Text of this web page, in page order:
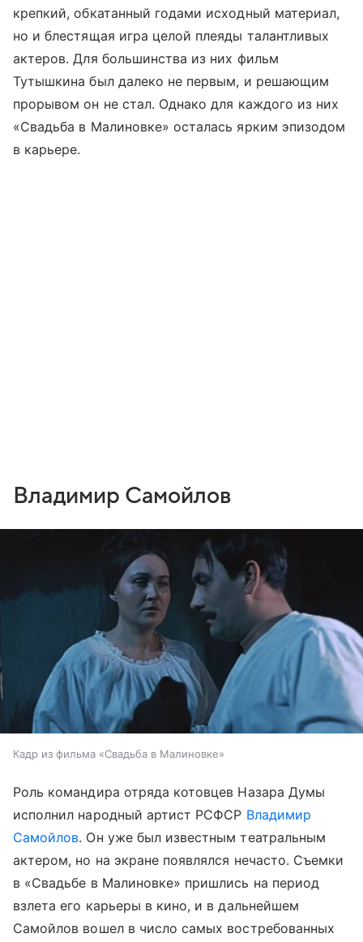
крепкий, обкатанный годами исходный материал,
но и блестящая игра целой плеяды талантливых
актеров. Для большинства из них фильм
Тутышкина был далеко не первым, и решающим
прорывом он не стал. Однако для каждого из них
«Свадьба в Малиновке» осталась ярким эпизодом
в карьере.
Владимир Самойлов
Кадр из фильма «Свадьба в Малиновке»
Роль командира отряда котовцев Назара Думы
исполнил народный артист РСФСР Владимир
Самойлов. Он уже был известным театральным
актером, но на экране появлялся нечасто. Съемки
в «Свадьбе в Малиновке» пришлись на период
взлета его карьеры в кино, и в дальнейшем
Самойлов вошел в число самых востребованных